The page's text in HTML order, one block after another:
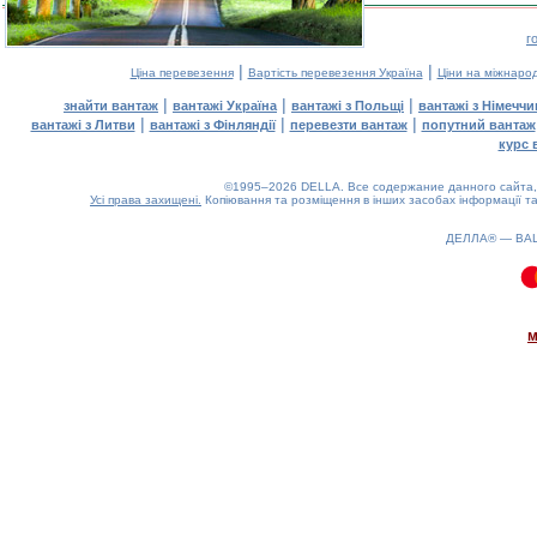
Ціна перевезення| Вартість перевезення Україна | Ціни на
знайти вантаж | вантажі Україна | вантажі з Польщі | вантажі з
вантажі з Литви | вантажі з Фінляндії| перевезти вантаж| попутний вантаж
курс
©1995–2026 DELLA. Все содержание данного
Усі права захищені. Копіювання та розміщення в інших засобах інформації
ДЕЛЛА® —